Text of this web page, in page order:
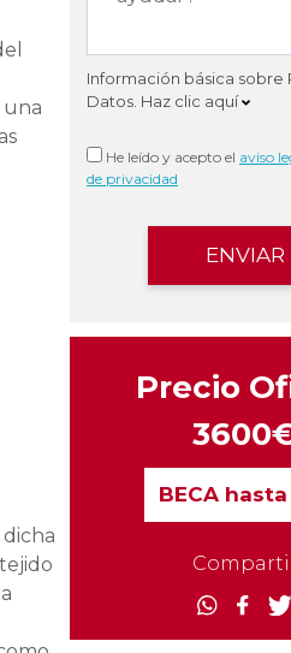
una
Información básica
Datos. Haz clic aquí
He leído y acepto el aviso
de privacidad
Precio
BECAhasta